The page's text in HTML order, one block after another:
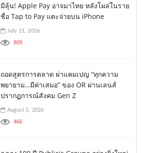
มีลุ้น! Apple Pay อาจมาไทย หลังโผล่ในราย
ชื่อ Tap to Pay แตะจ่ายบน iPhone
July 21, 2026
809
ถอดสูตรการตลาด ผ่าแคมเปญ “ทุกความ
พยายาม…มีค่าเสมอ” ของ OR ผ่านเลนส์
ปรากฏการณ์สังคม Gen Z
August 5, 2026
466